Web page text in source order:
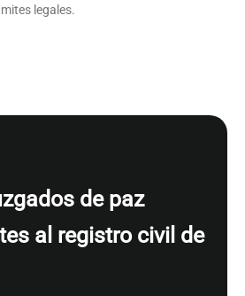
legales.
de paz
al registro civil de